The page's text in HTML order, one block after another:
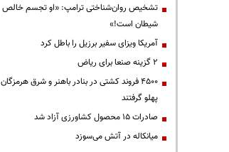
تشخیص روان‌شناختی ترامپ: «او تجسم خالص
شیطان است!»
آمریکا ویزای سفیر برزیل را باطل کرد
۲ گزینه صنعا برای ریاض
۴۵۰۰ فروند کشتی در بنادر باهنر و شرق هرمزگان
پهلو گرفتند
صادرات ۱۵ محصول کشاورزی آزاد شد
میانکاله در آتش می‌سوزد